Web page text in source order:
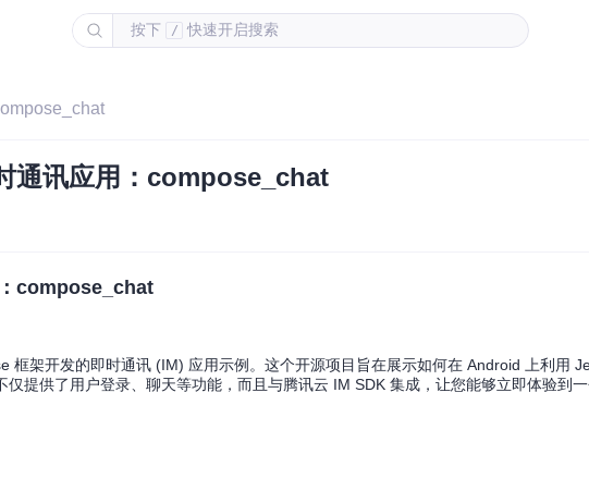
按下 / 快速开启搜索
通讯应用：compose_chat
compose_chat
框架开发的即时通讯 (IM) 应用示例。这个开源项目旨在展示如何在 Android 上利用
提供了用户登录、聊天等功能，而且与腾讯云 IM SDK 集成，让您能够立即体验到